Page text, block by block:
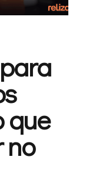
que
no